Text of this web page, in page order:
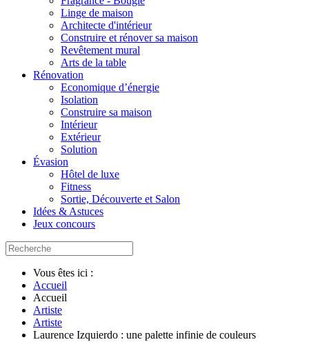
Linge de maison
Architecte d'intérieur
Construire et rénover sa maison
Revêtement mural
Arts de la table
Rénovation
Economique d’énergie
Isolation
Construire sa maison
Intérieur
Extérieur
Solution
Évasion
Hôtel de luxe
Fitness
Sortie, Découverte et Salon
Idées & Astuces
Jeux concours
Vous êtes ici :
Accueil
Accueil
Artiste
Artiste
Laurence Izquierdo : une palette infinie de couleurs